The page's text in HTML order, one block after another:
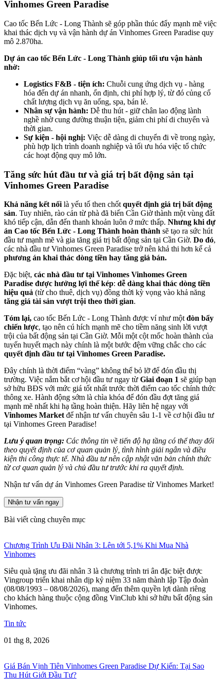
Vinhomes Green Paradise
Cao tốc Bến Lức - Long Thành sẽ góp phần thúc đẩy mạnh mẽ việc
khai thác dịch vụ và vận hành dự án Vinhomes Green Paradise quy
mô 2.870ha.
Dự án cao tốc Bến Lức - Long Thành giúp tối ưu vận hành
nhờ:
Logistics F&B - tiện ích: Chuỗi cung ứng dịch vụ - hàng
hóa đến dự án nhanh, ổn định, chi phí hợp lý, từ đó củng cố
chất lượng dịch vụ ăn uống, spa, bán lẻ.
Nhân sự vận hành: Dễ thu hút - giữ chân lao động lành
nghề nhờ cung đường thuận tiện, giảm chi phí di chuyển và
thời gian.
Sự kiện - hội nghị: Việc dễ dàng di chuyển đi về trong ngày,
phù hợp lịch trình doanh nghiệp và tối ưu hóa việc tổ chức
các hoạt động quy mô lớn.
Tăng sức hút đầu tư và giá trị bất động sản tại
Vinhomes Green Paradise
Khả năng kết nối là yếu tố then chốt quyết định giá trị bất động
sản. Tuy nhiên, rào cản từ phà đã biến Cần Giờ thành một vùng đất
khó tiếp cận, dẫn đến thanh khoản luôn ở mức thấp. Nhưng khi dự
án Cao tốc Bến Lức - Long Thành hoàn thành sẽ tạo ra sức hút
đầu tư mạnh mẽ và gia tăng giá trị bất động sản tại Cần Giờ. Do đó,
các nhà đầu tư Vinhomes Green Paradise trở nên khả thi hơn kể cả
phương án khai thác dòng tiền hay tăng giá bán.
Đặc biệt, các nhà đầu tư tại Vinhomes Vinhomes Green
Paradise được hưởng lợi thế kép: dễ dàng khai thác dòng tiền
hiệu quả (từ cho thuê, dịch vụ) đồng thời kỳ vọng vào khả năng
tăng giá tài sản vượt trội theo thời gian.
Tóm lại, cao tốc Bến Lức - Long Thành được ví như một đòn bẩy
chiến lược, tạo nên cú hích mạnh mẽ cho tiềm năng sinh lời vượt
trội của bất động sản tại Cần Giờ. Mỗi một cột mốc hoàn thành của
tuyến huyết mạch này chính là một bước đệm vững chắc cho các
quyết định đầu tư tại Vinhomes Green Paradise.
Đây chính là thời điểm “vàng” không thể bỏ lỡ để đón đầu thị
trường. Việc nắm bắt cơ hội đầu tư ngay từ Giai đoạn 1 sẽ giúp bạn
sở hữu BĐS với mức giá tốt nhất trước thời điểm cao tốc chính thức
thông xe. Hành động sớm là chìa khóa để đón đầu đợt tăng giá
mạnh mẽ nhất khi hạ tầng hoàn thiện. Hãy liên hệ ngay với
Vinhomes Market để nhận tư vấn chuyên sâu 1-1 về cơ hội đầu tư
tại Vinhomes Green Paradise!
Lưu ý quan trọng: Các thông tin về tiến độ hạ tầng có thể thay đổi
theo quyết định của cơ quan quản lý, tình hình giải ngân và điều
kiện thi công thực tế. Nhà đầu tư nên cập nhật văn bản chính thức
từ cơ quan quản lý và chủ đầu tư trước khi ra quyết định.
Nhận tư vấn dự án Vinhomes Green Paradise từ Vinhomes Market!
Nhận tư vấn ngay
Bài viết cùng chuyên mục
Chương Trình Ưu Đãi Nhân 3: Lên tới 5,1% Khi Mua Nhà
Vinhomes
Siêu quà tặng ưu đãi nhân 3 là chương trình tri ân đặc biệt được
Vingroup triển khai nhân dịp kỷ niệm 33 năm thành lập Tập đoàn
(08/08/1993 – 08/08/2026), mang đến thêm quyền lợi dành riêng
cho khách hàng thuộc cộng đồng VinClub khi sở hữu bất động sản
Vinhomes.
Tin tức
01 thg 8, 2026
Giá Bán Vịnh Tiên Vinhomes Green Paradise Dự Kiến: Tại Sao
Thu Hút Giới Đầu Tư?